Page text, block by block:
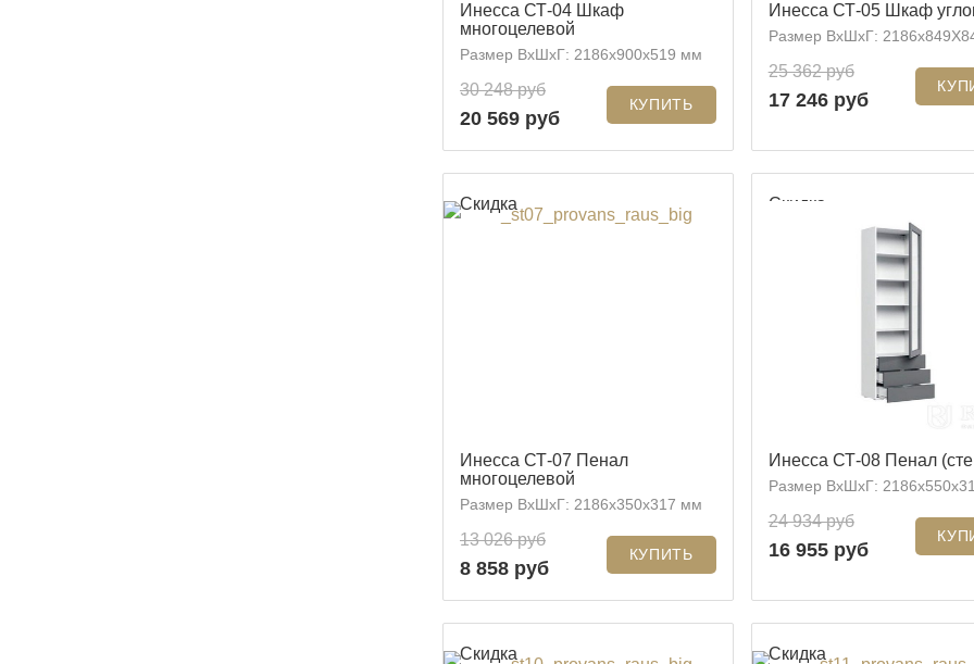
Инесса СТ-04 Шкаф
многоцелевой
Размер ВхШхГ: 2186x900x519 мм
30 248 руб
20 569 руб
Инесса СТ-05 Шкаф
Размер ВхШхГ:
25 362 руб
17 246 руб
Скидка
Инесса СТ-07 Пенал
многоцелевой
Размер ВхШхГ: 2186x350x317 мм
13 026 руб
8 858 руб
Скидка
Инесса СТ-08 Пенал
Размер ВхШхГ:
24 934 руб
16 955 руб
Скидка Скидка